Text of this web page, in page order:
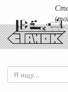
Доставка любых